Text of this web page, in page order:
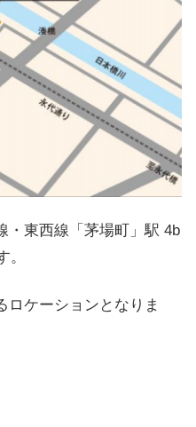
・東西線「茅場町」駅 4b
。
ロケーションとなりま